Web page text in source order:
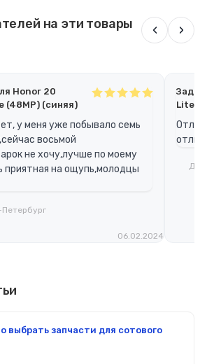
на эти товары
‹ ›
Honor 20
(синяя)
у меня уже побывало семь
восьмой
не хочу,лучше по моему
приятная на ощупь,молодцы
06.02.2024
Lite/
выбрать запчасти для сотового